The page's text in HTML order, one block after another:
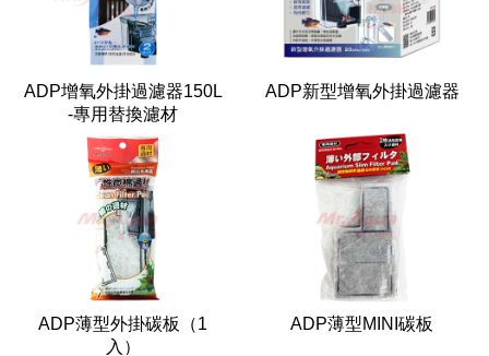
ADP增氧外掛過濾器150L
-專用替換濾材
ADP新型增氧外掛過濾器
ADP薄型外掛碳板（1
入）
ADP薄型MINI碳板